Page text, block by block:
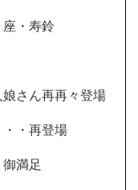
・寿鈴
さん再再々登場
・再登場
満足